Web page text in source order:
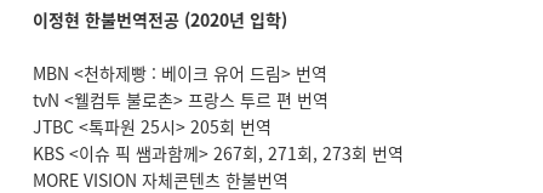
이정현 한불번역전공 (2020년 입학)
MBN <천하제빵 : 베이크 유어 드림> 번역
tvN <웰컴투 불로촌> 프랑스 투르 편 번역
JTBC <톡파원 25시> 205회 번역
KBS <이슈 픽 쌤과함께> 267회, 271회, 273회 번역
MORE VISION 자체콘텐츠 한불번역